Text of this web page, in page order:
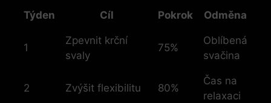
Týden Cíl Pokrok Odměna
1
Zpevnit krční
svaly
75%
Oblíbená
svačina
2 Zvýšit flexibilitu 80%
Čas na
relaxaci